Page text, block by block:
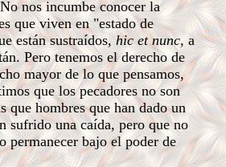
nos incumbe conocer la
que viven en "estado de
están sustraídos, hic et nunc, a
Pero tenemos el derecho de
mayor de lo que pensamos,
que los pecadores no son
que hombres que han dado un
sufrido una caída, pero que no
permanecer bajo el poder de